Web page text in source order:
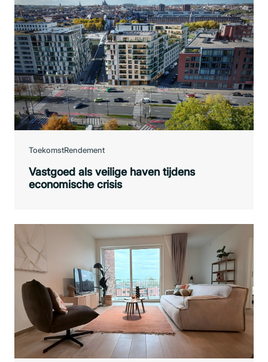
ToekomstRendement
Vastgoed als veilige haven tijdens
economische crisis